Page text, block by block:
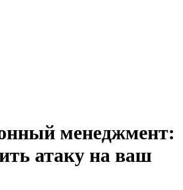
менеджмент:
атаку на ваш